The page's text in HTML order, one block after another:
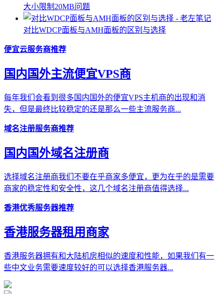
大小限制20MB问题
对比WDCP面板与AMH面板的区别与选择
便宜云服务商推荐
国内国外主流便宜VPS商
每年我们会看到很多国内国外的便宜VPS主机商的出现和消
失，但是最终比较稳定的还是那么一些主流服务商...
域名注册服务商推荐
国内国外域名注册商
选择域名注册商我们不要在乎商家多便宜，更为在乎的是需要
商家的稳定性和安全性，这几个域名注册商值得选择...
香港优秀服务器推荐
香港服务器租用商家
香港服务器拥有和大陆机房相似的速度和性能，如果我们有一
些中文业务需要速度较好的可以选择香港服务器...